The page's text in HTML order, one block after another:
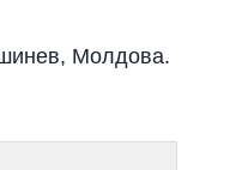
Молдова.